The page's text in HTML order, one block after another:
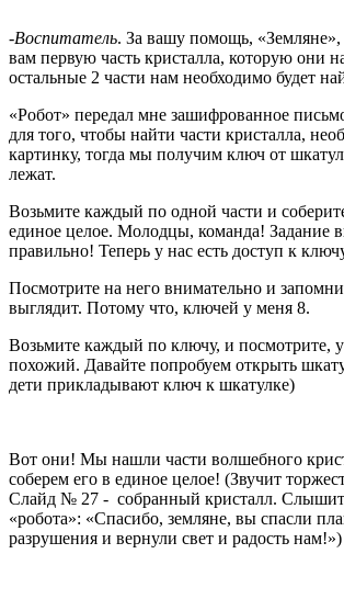
-Воспитатель. За вашу помощь,
вам первую часть кристалла, которую они
остальные 2 части нам необходимо будет
«Робот» передал мне зашифрованное
для того, чтобы найти части кристалла,
картинку, тогда мы получим ключ от
лежат.
Возьмите каждый по одной части и
единое целое. Молодцы, команда! Задание
правильно! Теперь у нас есть доступ к
Посмотрите на него внимательно и
выглядит. Потому что, ключей у меня 8.
Возьмите каждый по ключу, и посмотрите,
похожий. Давайте попробуем открыть
дети прикладывают ключ к шкатулке)
Вот они! Мы нашли части волшебного
соберем его в единое целое! (Звучит
Слайд № 27 - собранный кристалл.
«робота»: «Спасибо, земляне, вы спасли
разрушения и вернули свет и радость нам!»)